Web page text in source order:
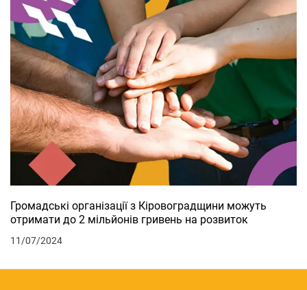
Громадські організації з Кіровоградщини можуть
отримати до 2 мільйонів гривень на розвиток
11/07/2024